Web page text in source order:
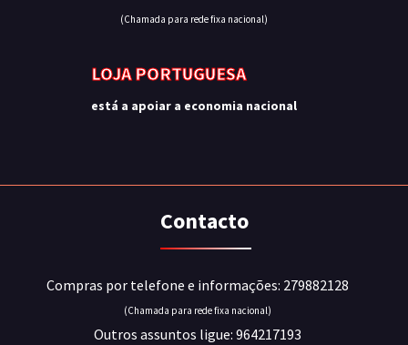
(Chamada para rede fixa nacional)
LOJA PORTUGUESA
está a apoiar a economia nacional
Contacto
Compras por telefone e informações: 279882128
(Chamada para rede fixa nacional)
Outros assuntos ligue: 964217193